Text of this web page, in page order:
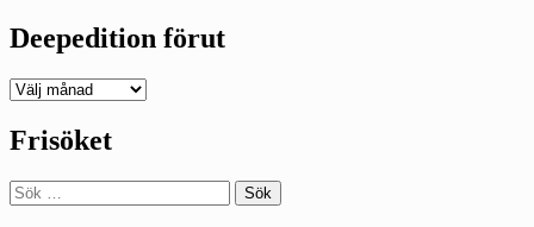
Deepedition förut
Deepedition
Frisöket
Sök
efter: